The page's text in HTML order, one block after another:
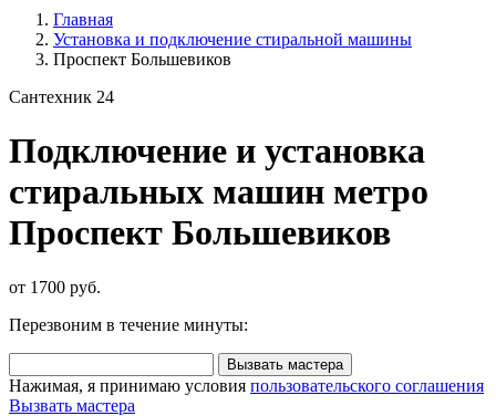
Главная
Установка и подключение стиральной машины
Проспект Большевиков
Сантехник 24
Подключение и установка
стиральных машин метро
Проспект Большевиков
от 1700 руб.
Перезвоним в течение минуты:
Вызвать мастера
Нажимая, я принимаю условия пользовательского соглашения
Вызвать мастера